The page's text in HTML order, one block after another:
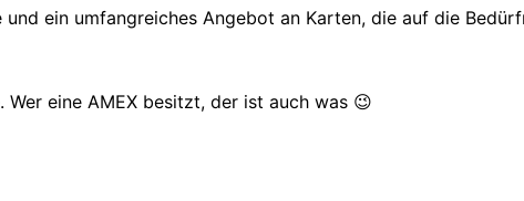
ein umfangreiches Angebot an Karten, die auf die
eine AMEX besitzt, der ist auch was 😉